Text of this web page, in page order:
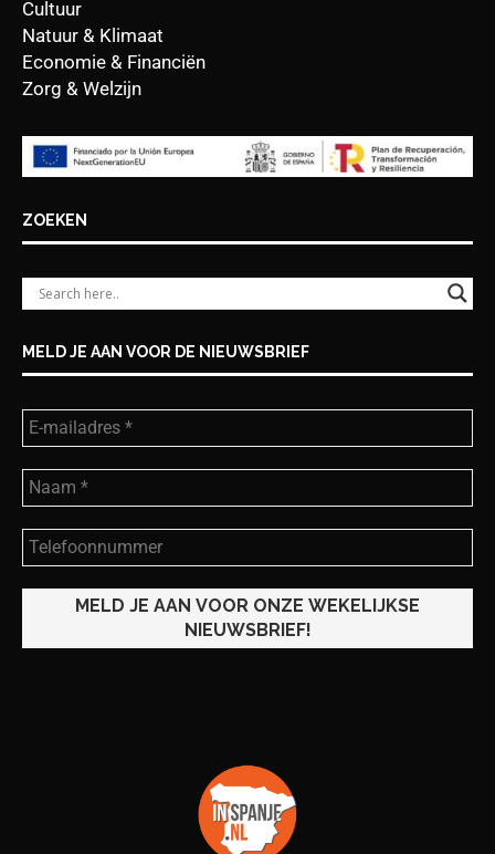
Cultuur
Natuur & Klimaat
Economie & Financiën
Zorg & Welzijn
ZOEKEN
MELD JE AAN VOOR DE NIEUWSBRIEF